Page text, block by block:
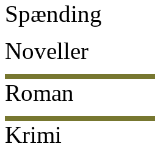
Spænding
Noveller
Roman
Krimi